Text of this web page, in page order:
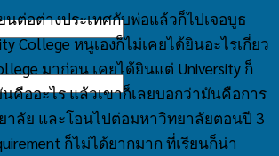
นต่อต่างประเทศกับพ่อแล้วก็ไปเจอบูธ
College หนูเองก็ไม่เคยได้ยินอะไรเกี่ยว
มาก่อน เคยได้ยินแต่ University ก็
คืออะไร แล้วเขาก็เลยบอกว่ามันคือการ
าลัย และโอนไปต่อมหาวิทยาลัยตอนปี 3
ก็ไม่ได้ยากมาก ที่เรียนก็น่า